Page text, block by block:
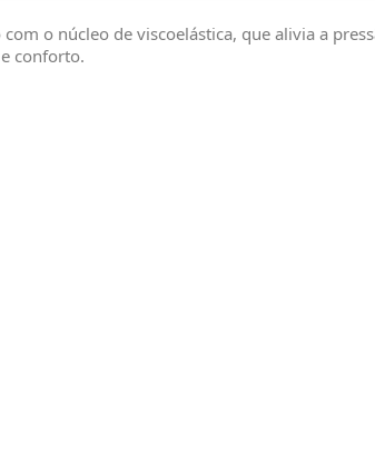
o núcleo de viscoelástica, que alivia a
conforto.